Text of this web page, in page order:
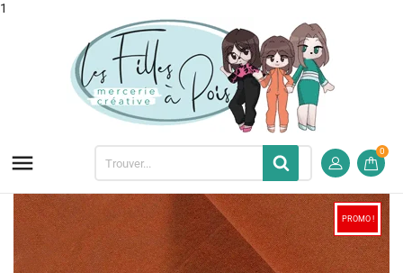
1
 0
PROMO !